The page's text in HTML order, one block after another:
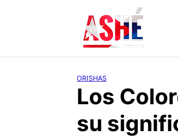
ORISHAS
Los
su